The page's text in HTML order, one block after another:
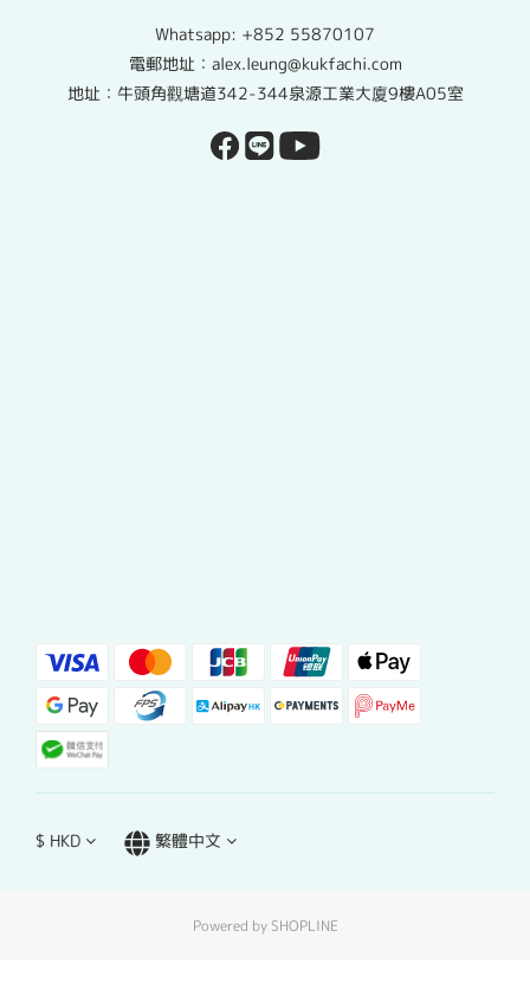
Whatsapp: +852 55870107
電郵地址：alex.leung@kukfachi.com
地址：牛頭角觀塘道342-344泉源工業大廈9樓A05室
$ HKD 繁體中文
Powered by SHOPLINE